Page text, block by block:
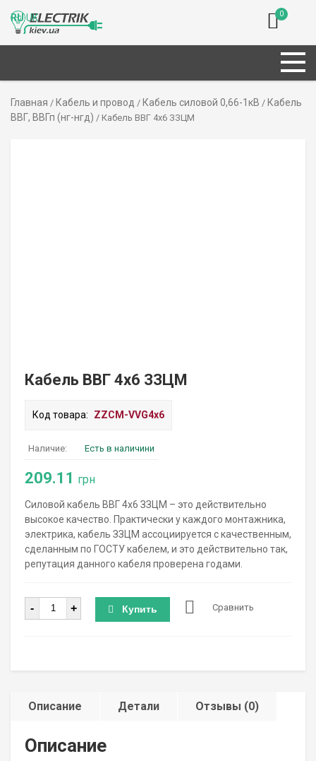
0
Главная / Кабель и провод / Кабель силовой 0,66-1кВ / Кабель
ВВГ, ВВГп (нг-нгд) / Кабель ВВГ 4х6 ЗЗЦМ
Кабель ВВГ 4х6 ЗЗЦМ
Код товара: ZZCM-VVG4х6
Наличие: Есть в наличини
209.11 грн
Силовой кабель ВВГ 4х6 ЗЗЦМ – это действительно
высокое качество. Практически у каждого монтажника,
электрика, кабель ЗЗЦМ ассоциируется с качественным,
сделанным по ГОСТУ кабелем, и это действительно так,
репутация данного кабеля проверена годами.
Количество
- + Купить Сравнить
Описание Детали Отзывы (0)
Описание
RUUK